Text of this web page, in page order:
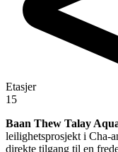
Etasjer
15
Baan Thew Talay
leilighetsprosjekt i Cha-
direkte tilgang til en